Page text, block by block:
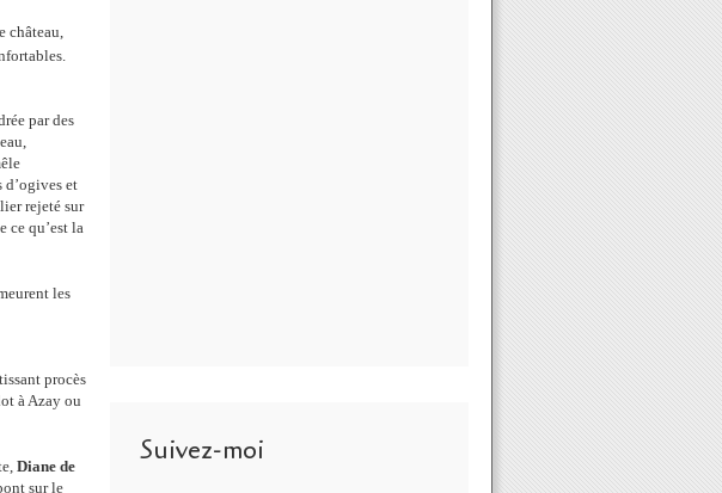
château,
par des
et
rejeté sur
ce qu’est la
les
procès
à Azay ou
Diane de
sur le
Suivez-moi